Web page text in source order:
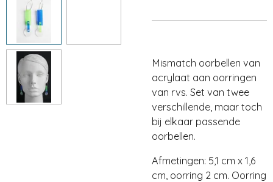
Mismatch oorbellen van
acrylaat aan oorringen
van rvs. Set van twee
verschillende, maar toch
bij elkaar passende
oorbellen.
Afmetingen: 5,1 cm x 1,6
cm, oorring 2 cm. Oorring